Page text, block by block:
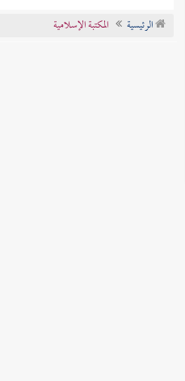
تراجم الأعلام
الرئيسية المكتبة الإسلامية